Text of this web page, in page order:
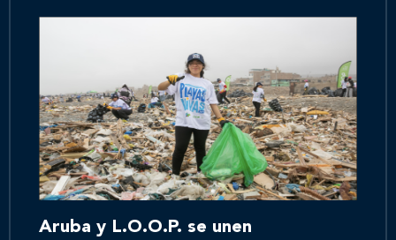
Aruba y L.O.O.P. se unen